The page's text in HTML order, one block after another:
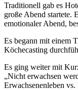
Traditionell gab es
große Abend startete.
emotionaler Abend,
Es begann mit einem
Köchecasting
Es ging weiter mit
„Nicht erwachsen
Erwachsenenleben